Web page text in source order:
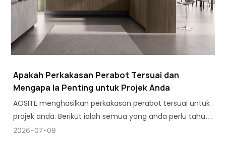
Apakah Perkakasan Perabot Tersuai dan
Mengapa Ia Penting untuk Projek Anda
AOSITE menghasilkan perkakasan perabot tersuai untuk
projek anda. Berikut ialah semua yang anda perlu tahu:
jenis, ciri dan kepentingannya.
2026 07 09